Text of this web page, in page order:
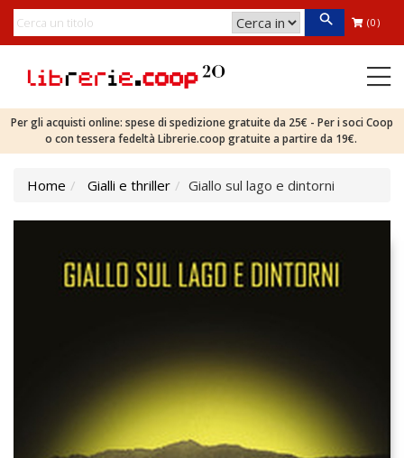
(0)
Per gli acquisti online: spese di spedizione gratuite da 25€ - Per i soci Coop
o con tessera fedeltà Librerie.coop gratuite a partire da 19€.
Home Gialli e thriller Giallo sul lago e dintorni